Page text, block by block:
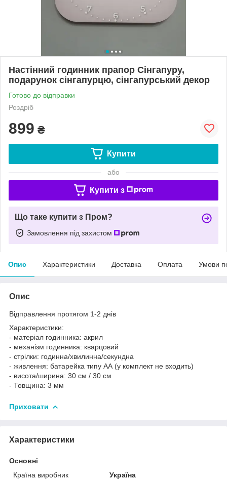
Настінний годинник прапор Сінгапуру,
подарунок сінгапурцю, сінгапурський декор
Готово до відправки
Роздріб
899 ₴
Купити
або
Купити з
Що таке купити з Пром?
Замовлення під захистом
Опис Характеристики Доставка Оплата Умови
Опис
Відправлення протягом 1-2 днів
Характеристики:
- матеріал годинника: акрил
- механізм годинника: кварцовий
- стрілки: годинна/хвилинна/секундна
- живлення: батарейка типу АА (у комплект не входить)
- висота/ширина: 30 см / 30 см
- Товщина: 3 мм
Приховати
Характеристики
Основні
Країна виробник
Україна